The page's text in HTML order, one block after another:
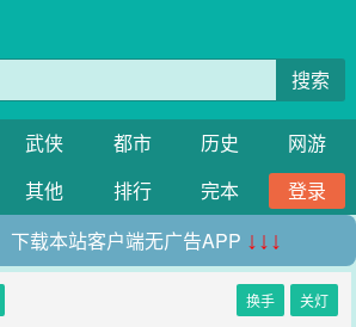
搜索
武侠 都市 历史
网游
其他 排行 完本
登录
下载本站客户端无广告APP ↓↓↓
换手 关灯